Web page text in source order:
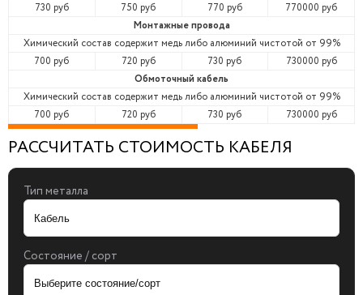
730 руб
750 руб 770 руб
770000 руб
Монтажные провода
Химический состав содержит медь либо алюминий чистотой от 99%
700 руб
720 руб 730 руб
730000 руб
Обмоточный кабель
Химический состав содержит медь либо алюминий чистотой от 99%
700 руб
720 руб 730 руб 730000 руб
РАССЧИТАТЬ СТОИМОСТЬ КАБЕЛЯ
Тип металла
Состояние / сорт